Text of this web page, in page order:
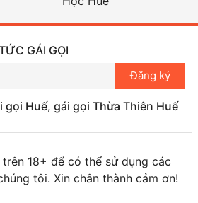
của các bạn trẻ trong khu
là muốn thư giãn sau những
đừng ngần ngại khám phá
gái gọi sinh viên Huế và gái gọi
Huế mang lại, bạn sẽ có
GÁI GỌI
Đăng ký
Huế, gái gọi Thừa Thiên Huế
18+ để có thể sử dụng các
tôi. Xin chân thành cảm ơn!